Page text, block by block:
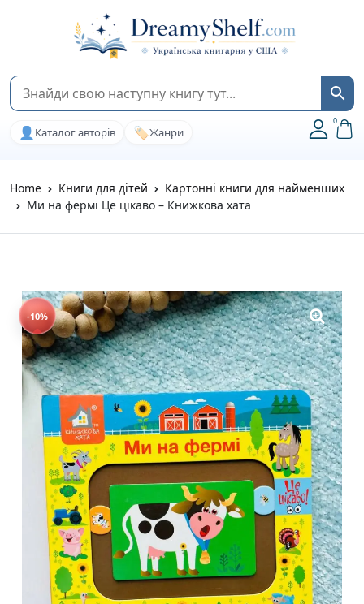
👤 Каталог авторів 🏷️Жанри
0
Home Книги для дітей
Картонні книги для найменших
Ми на фермі Це цікаво – Книжкова хата
-10%